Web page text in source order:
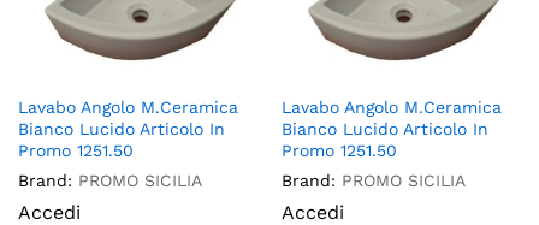
Lavabo Angolo M.Ceramica
Bianco Lucido Articolo In
Promo 1251.50
Brand: PROMO SICILIA
Accedi
Lavabo Angolo M.Ceramica
Bianco Lucido Articolo In
Promo 1251.50
Brand: PROMO SICILIA
Accedi